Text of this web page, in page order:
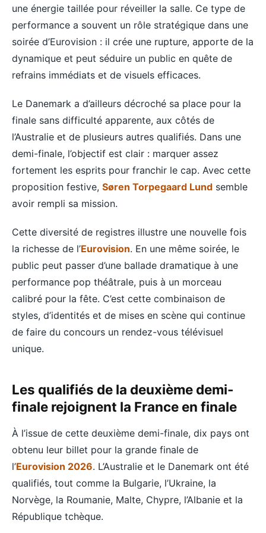
une énergie taillée pour réveiller la salle. Ce type de
performance a souvent un rôle stratégique dans une
soirée d’Eurovision : il crée une rupture, apporte de la
dynamique et peut séduire un public en quête de
refrains immédiats et de visuels efficaces.
Le Danemark a d’ailleurs décroché sa place pour la
finale sans difficulté apparente, aux côtés de
l’Australie et de plusieurs autres qualifiés. Dans une
demi-finale, l’objectif est clair : marquer assez
fortement les esprits pour franchir le cap. Avec cette
proposition festive, Søren Torpegaard Lund semble
avoir rempli sa mission.
Cette diversité de registres illustre une nouvelle fois
la richesse de l’Eurovision. En une même soirée, le
public peut passer d’une ballade dramatique à une
performance pop théâtrale, puis à un morceau
calibré pour la fête. C’est cette combinaison de
styles, d’identités et de mises en scène qui continue
de faire du concours un rendez-vous télévisuel
unique.
Les qualifiés de la deuxième demi-
finale rejoignent la France en finale
À l’issue de cette deuxième demi-finale, dix pays ont
obtenu leur billet pour la grande finale de
l’Eurovision 2026. L’Australie et le Danemark ont été
qualifiés, tout comme la Bulgarie, l’Ukraine, la
Norvège, la Roumanie, Malte, Chypre, l’Albanie et la
République tchèque.